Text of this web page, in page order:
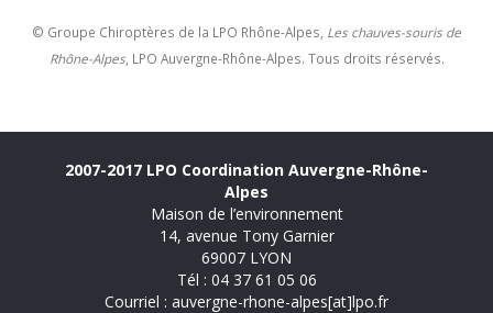
© Groupe Chiroptères de la LPO Rhône-Alpes, Les chauves-souris de
Rhône-Alpes, LPO Auvergne-Rhône-Alpes. Tous droits réservés.
2007-2017 LPO Coordination Auvergne-Rhône-
Alpes
Maison de l’environnement
14, avenue Tony Garnier
69007 LYON
Tél : 04 37 61 05 06
Courriel : auvergne-rhone-alpes[at]lpo.fr